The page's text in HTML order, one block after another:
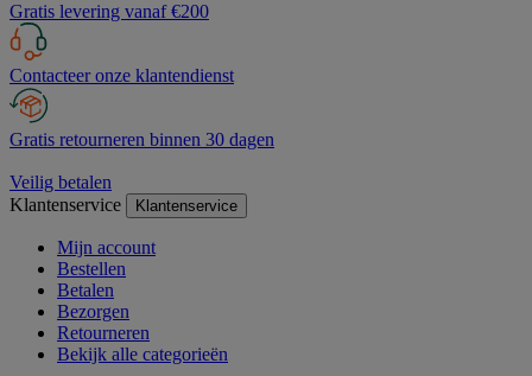
Gratis levering vanaf €200
Contacteer onze klantendienst
Gratis retourneren binnen 30 dagen
Veilig betalen
Klantenservice
Klantenservice
Mijn account
Bestellen
Betalen
Bezorgen
Retourneren
Bekijk alle categorieën